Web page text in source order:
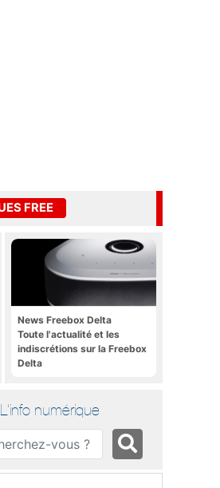
FREE
News Freebox Delta
Toute l'actualité et les
indiscrétions sur la Freebox
Delta
L'info numérique